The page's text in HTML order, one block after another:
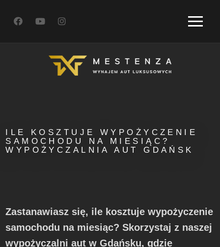
ILE KOSZTUJE WYPOŻYCZENIE
SAMOCHODU NA MIESIĄC?
WYPOŻYCZALNIA AUT GDAŃSK
Zastanawiasz się, ile kosztuje wypożyczenie
samochodu na miesiąc? Skorzystaj z naszej
wypożyczalni aut w Gdańsku, gdzie